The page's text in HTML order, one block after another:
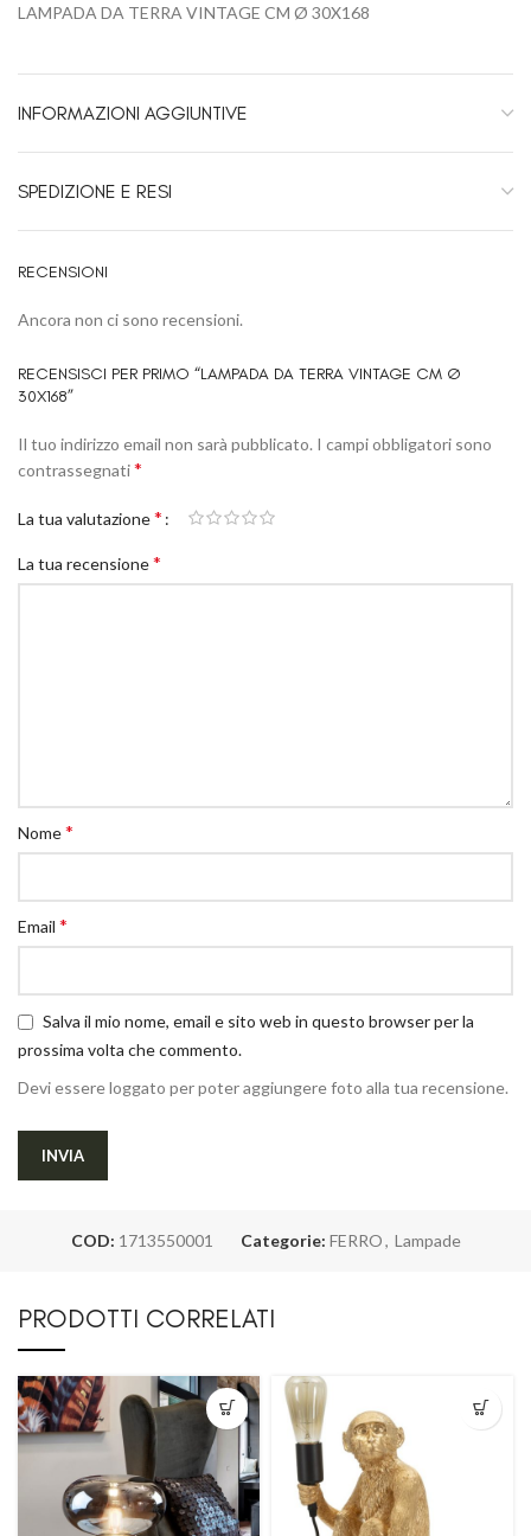
LAMPADA DA TERRA VINTAGE CM Ø 30X168
INFORMAZIONI AGGIUNTIVE
SPEDIZIONE E RESI
RECENSIONI
Ancora non ci sono recensioni.
RECENSISCI PER PRIMO “LAMPADA DA TERRA VINTAGE CM Ø
30X168”
Il tuo indirizzo email non sarà pubblicato. I campi obbligatori sono
contrassegnati*
La tua valutazione*
La tua recensione*
Nome*
Email *
Salva il mio nome, email e sito web in questo browser per la
prossima volta che commento.
Devi essere loggato per poter aggiungere foto alla tua recensione.
COD: 1713550001 Categorie: FERRO, Lampade
PRODOTTI CORRELATI